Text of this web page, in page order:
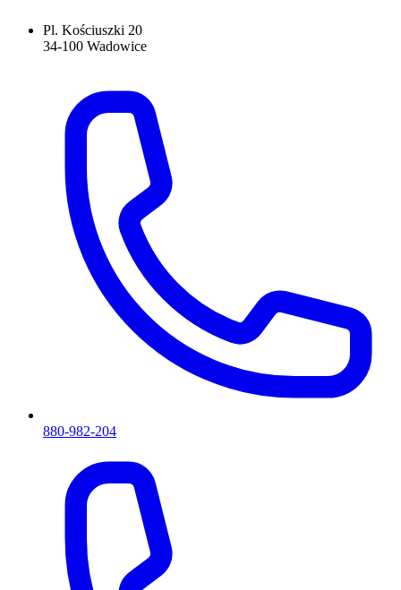
Pl. Kościuszki 20
34-100 Wadowice
880-982-204